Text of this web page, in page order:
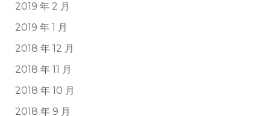
2019 年 2 月
2019 年 1 月
2018 年 12 月
2018 年 11 月
2018 年 10 月
2018 年 9 月